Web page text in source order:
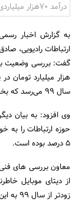
درآمد 70هزار میلیاردی کشور از ارتباطات
به گزارش اخبار
ارتباطات رادیویی،
سال 99 می‌رسد که بخش اعظم این درآمد، به دیتا اختصاص دارد.
5 درصد بوده است.
معاون بررسی های فنی
از دیتای موبایل
زودتر